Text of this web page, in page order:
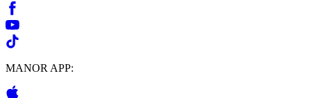
MANOR APP: